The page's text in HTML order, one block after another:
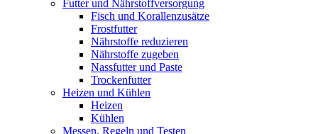
Futter und Nährstoffversorgung
Fisch und Korallenzusätze
Frostfutter
Nährstoffe reduzieren
Nährstoffe zugeben
Nassfutter und Paste
Trockenfutter
Heizen und Kühlen
Heizen
Kühlen
Messen, Regeln und Testen